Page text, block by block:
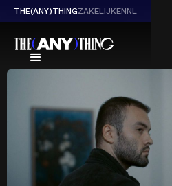
THE(ANY)THINGZAKELIJKENNL